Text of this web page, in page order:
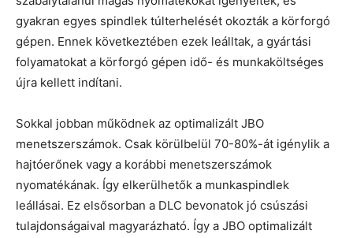
gyakran egyes spindlek túlterhelését okozták a körforgó
gépen. Ennek következtében ezek leálltak, a gyártási
folyamatokat a körforgó gépen idő- és munkaköltséges
újra kellett indítani.
Sokkal jobban működnek az optimalizált JBO
menetszerszámok. Csak körülbelül 70-80%-át igénylik a
hajtóerőnek vagy a korábbi menetszerszámok
nyomatékának. Így elkerülhetők a munkaspindlek
leállásai. Ez elsősorban a DLC bevonatok jó csúszási
tulajdonságaival magyarázható. Így a JBO optimalizált